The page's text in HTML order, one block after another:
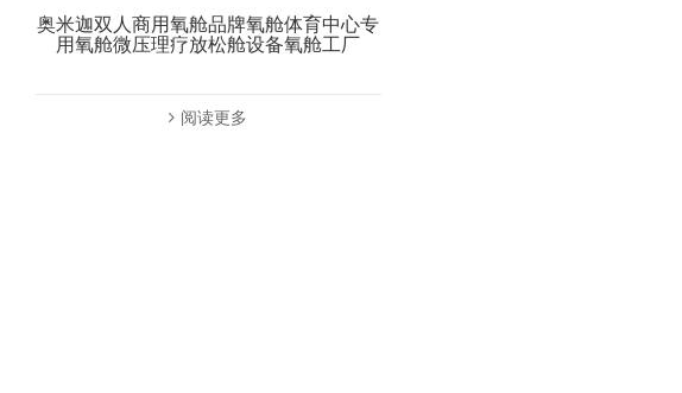
奥米迦双人商用氧舱品牌氧舱体育中心专
用氧舱微压理疗放松舱设备氧舱工厂
阅读更多